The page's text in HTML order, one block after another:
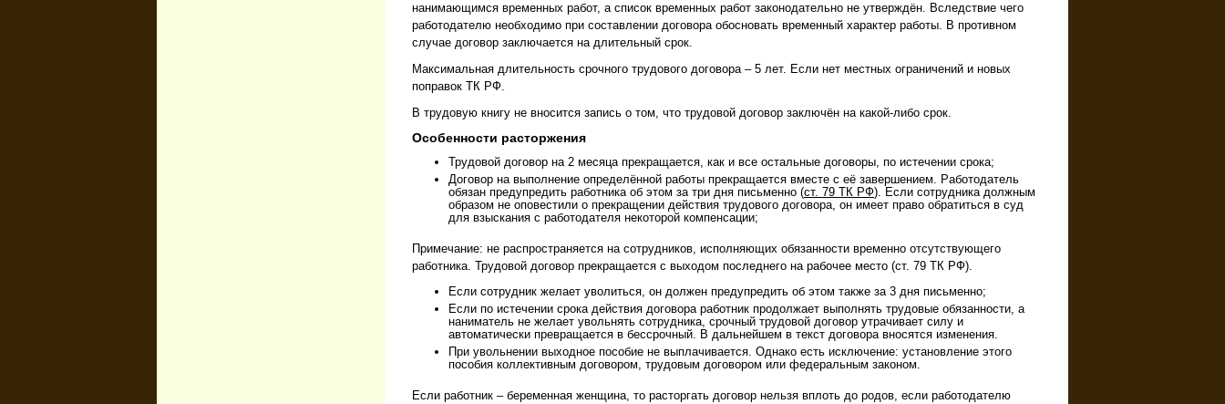
нанимающимся временных работ, а список временных работ законодательно не утверждён. Вследствие чего
работодателю необходимо при составлении договора обосновать временный характер работы. В противном
случае договор заключается на длительный срок.
Максимальная длительность срочного трудового договора – 5 лет. Если нет местных ограничений и новых
поправок ТК РФ.
В трудовую книгу не вносится запись о том, что трудовой договор заключён на какой-либо срок.
Особенности расторжения
Трудовой договор на 2 месяца прекращается, как и все остальные договоры, по истечении срока;
Договор на выполнение определённой работы прекращается вместе с её завершением. Работодатель
обязан предупредить работника об этом за три дня письменно (ст. 79 ТК РФ). Если сотрудника должным
образом не оповестили о прекращении действия трудового договора, он имеет право обратиться в суд
для взыскания с работодателя некоторой компенсации;
Примечание: не распространяется на сотрудников, исполняющих обязанности временно отсутствующего
работника. Трудовой договор прекращается с выходом последнего на рабочее место (ст. 79 ТК РФ).
Если сотрудник желает уволиться, он должен предупредить об этом также за 3 дня письменно;
Если по истечении срока действия договора работник продолжает выполнять трудовые обязанности, а
наниматель не желает увольнять сотрудника, срочный трудовой договор утрачивает силу и
автоматически превращается в бессрочный. В дальнейшем в текст договора вносятся изменения.
При увольнении выходное пособие не выплачивается. Однако есть исключение: установление этого
пособия коллективным договором, трудовым договором или федеральным законом.
Если работник – беременная женщина, то расторгать договор нельзя вплоть до родов, если работодателю